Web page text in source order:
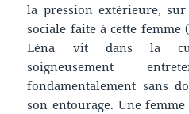
la pression extérieure,
sociale faite à cette femme
Léna vit dans la
soigneusement
fondamentalement sans
son entourage. Une